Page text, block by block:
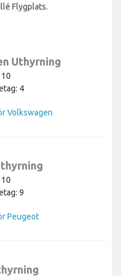
Flygplats.
Uthyrning
4
Volkswagen
9
Peugeot